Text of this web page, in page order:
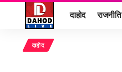
दाहोद राजनीति
दाहोद